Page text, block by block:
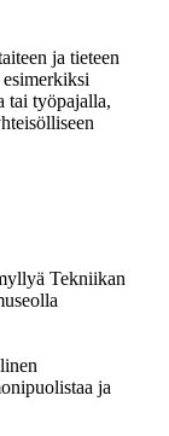
ja tieteen
tai työpajalla,
ja